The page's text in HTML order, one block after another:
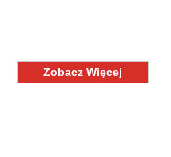
Zobacz Więcej